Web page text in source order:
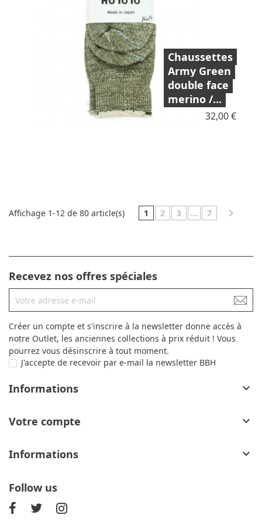
Chaussettes
Army Green
double face
merino /...
Prix
32,00 €
Affichage 1-12 de 80 article(s) 1 2 3 … 7 
Recevez nos offres spéciales
Créer un compte et s'inscrire à la newsletter donne accès à
notre Outlet, les anciennes collections à prix réduit ! Vous
pourrez vous désinscrire à tout moment.
J'accepte de recevoir par e-mail la newsletter BBH
Informations 
Votre compte 
Informations 
Follow us